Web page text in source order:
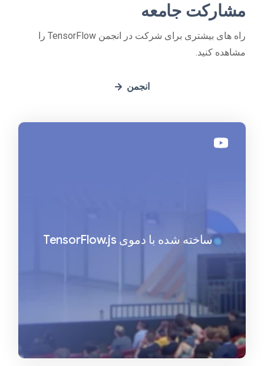
مشارکت جامعه
راه های بیشتری برای شرکت در انجمن TensorFlow را
مشاهده کنید.
انجمن
ساخته شده با دموی TensorFlow.js